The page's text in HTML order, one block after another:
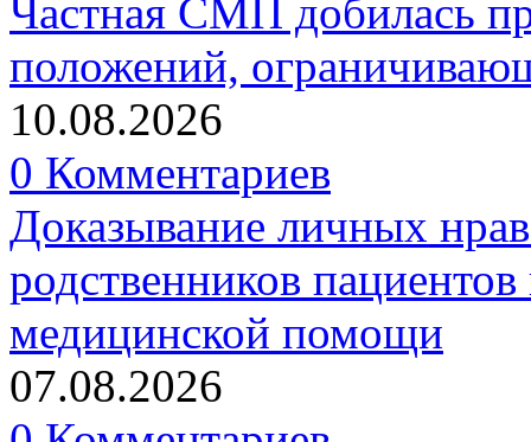
Частная СМП добилась
положений,
10.08.2026
0 Комментариев
Доказывание личных
родственников
медицинской помощи
07.08.2026